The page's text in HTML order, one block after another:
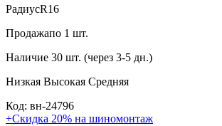
РадиусR16
Продажапо 1 шт.
Наличие 30 шт. (через 3-5 дн.)
Низкая Высокая Средняя
Код: вн-24796
+Скидка 20% на шиномонтаж